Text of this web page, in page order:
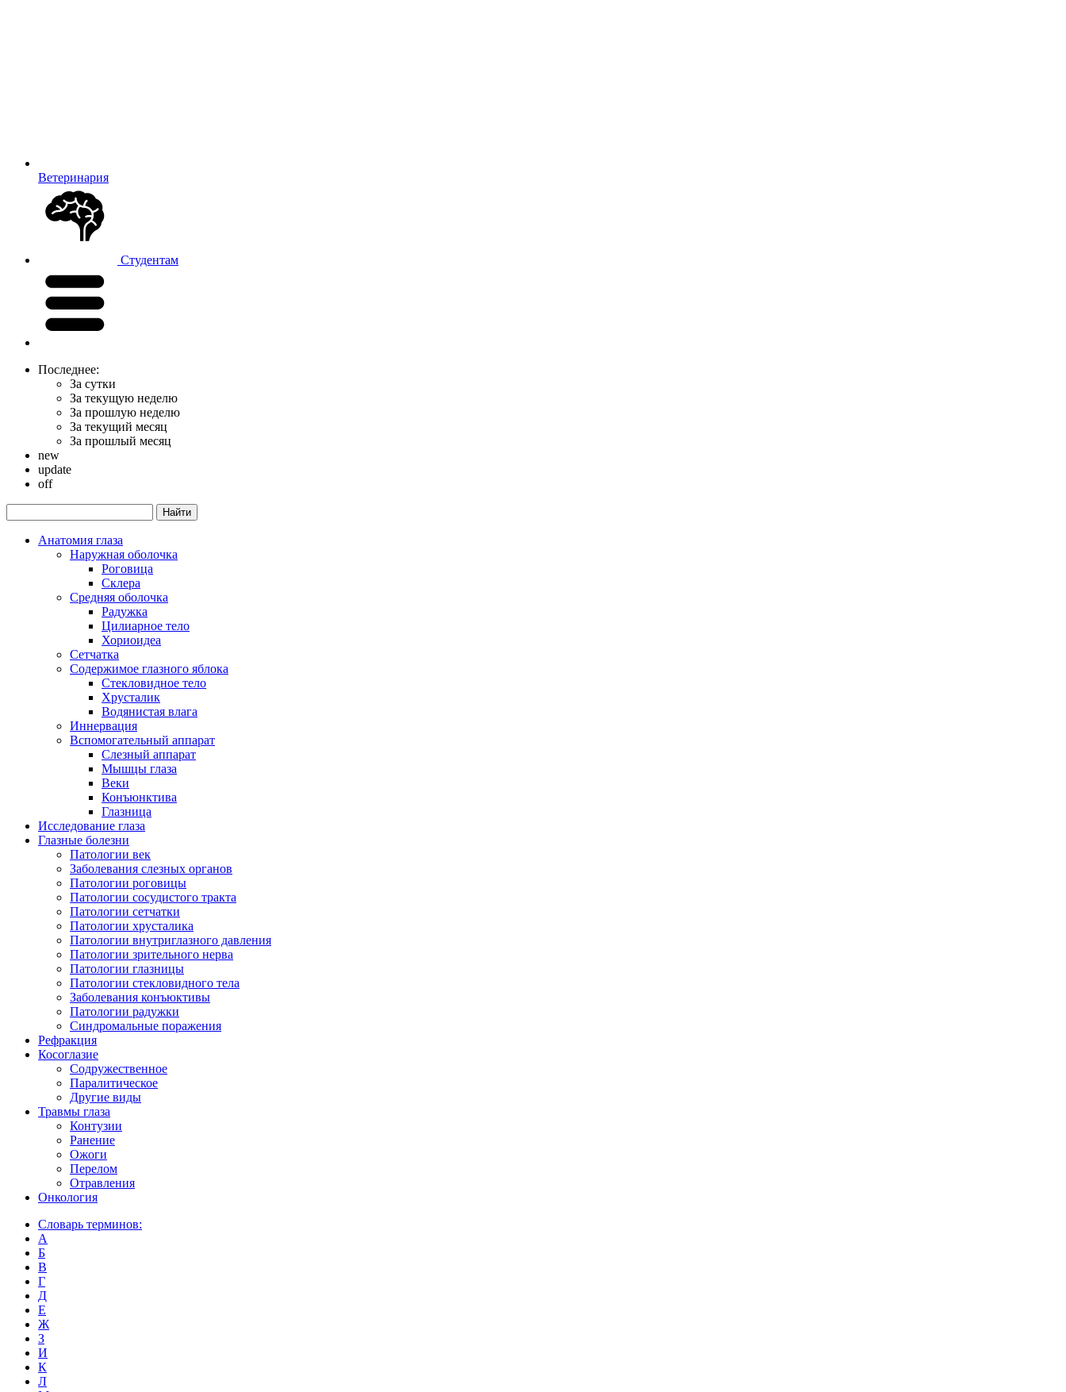
Ветеринария
Студентам
Последнее:
За сутки
За текущую неделю
За прошлую неделю
За текущий месяц
За прошлый месяц
new
update
off
Анатомия глаза
Наружная оболочка
Роговица
Склера
Средняя оболочка
Радужка
Цилиарное тело
Хориоидеа
Сетчатка
Содержимое глазного яблока
Стекловидное тело
Хрусталик
Водянистая влага
Иннервация
Вспомогательный аппарат
Слезный аппарат
Мышцы глаза
Веки
Конъюнктива
Глазница
Исследование глаза
Глазные болезни
Патологии век
Заболевания слезных органов
Патологии роговицы
Патологии сосудистого тракта
Патологии сетчатки
Патологии хрусталика
Патологии внутриглазного давления
Патологии зрительного нерва
Патологии глазницы
Патологии стекловидного тела
Заболевания конъюктивы
Патологии радужки
Синдромальные поражения
Рефракция
Косоглазие
Содружественное
Паралитическое
Другие виды
Травмы глаза
Контузии
Ранениe
Ожоги
Перелом
Отравления
Онкология
Словарь терминов:
А
Б
В
Г
Д
Е
Ж
З
И
К
Л